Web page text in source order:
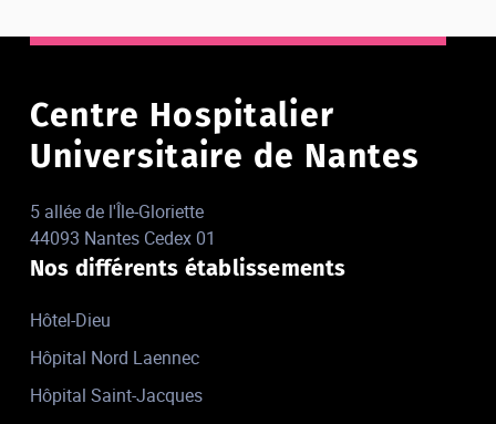
Centre Hospitalier
Universitaire de Nantes
5 allée de l'Île-Gloriette
44093 Nantes Cedex 01
Nos différents établissements
Hôtel-Dieu
Hôpital Nord Laennec
Hôpital Saint-Jacques